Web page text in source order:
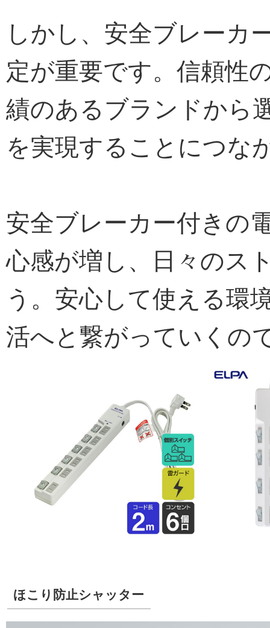
しかし、安全ブレーカ
定が重要です。信頼性
績のあるブランドから
を実現することにつな
安全ブレーカー付きの
心感が増し、日々のス
う。安心して使える環
活へと繋がっていくの
ほこり防止シャッター